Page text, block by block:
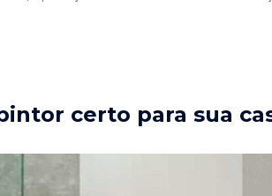
certo para sua